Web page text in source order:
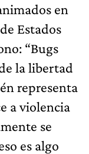
en
Estados
“Bugs
la libertad
representa
a violencia
se
es algo